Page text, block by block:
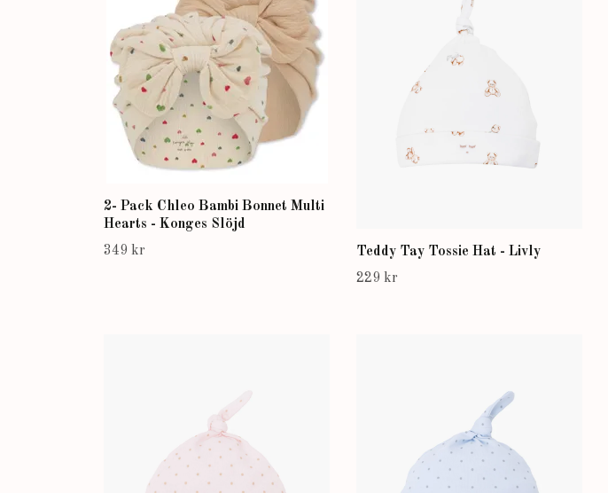
2- Pack Chleo Bambi Bonnet Multi
Hearts - Konges Slöjd
349 kr
Teddy Tay Tossie Hat - Livly
229 kr